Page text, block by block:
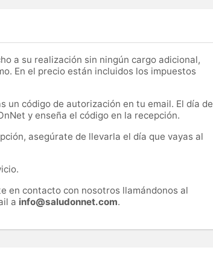
a su realización sin ningún cargo adicional,
En el precio están incluidos los impuestos
un código de autorización en tu email. El día de
y enseña el código en la recepción.
asegúrate de llevarla el día que vayas al
en contacto con nosotros llamándonos al
a info@saludonnet.com.